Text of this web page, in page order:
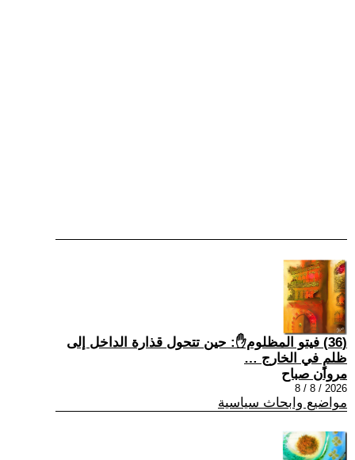
(36) فيتو المظلوم✋: حين تتحول قذارة الداخل إلى
ظلمٍ في الخارج …
مروان صباح
2026 / 8 / 8
مواضيع وابحاث سياسية